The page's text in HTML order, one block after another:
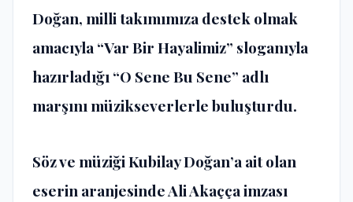
Doğan, milli takımımıza destek olmak
amacıyla “Var Bir Hayalimiz” sloganıyla
hazırladığı “O Sene Bu Sene” adlı
marşını müzikseverlerle buluşturdu.
Söz ve müziği Kubilay Doğan’a ait olan
eserin aranjesinde Ali Akaçça imzası